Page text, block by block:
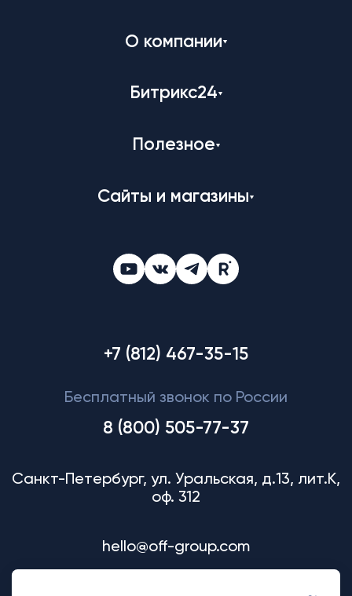
О компании
Битрикс24
Полезное
Сайты и магазины
+7 (812) 467-35-15
Бесплатный звонок по России
8 (800) 505-77-37
Санкт-Петербург, ул. Уральская, д.13, лит.К,
оф. 312
hello@off-group.com